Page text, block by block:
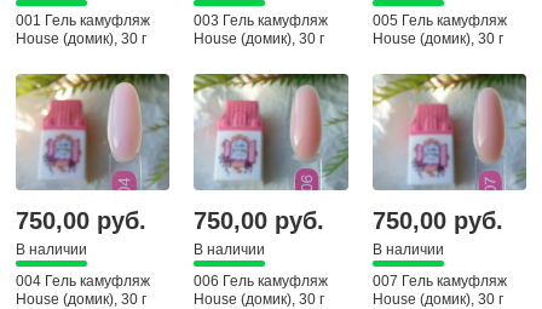
001 Гель камуфляж
House (домик), 30 г
003 Гель камуфляж
House (домик), 30 г
005 Гель камуфляж
House (домик), 30 г
750,00 руб.
В наличии
004 Гель камуфляж
House (домик), 30 г
750,00 руб.
В наличии
006 Гель камуфляж
House (домик), 30 г
750,00 руб.
В наличии
007 Гель камуфляж
House (домик), 30 г